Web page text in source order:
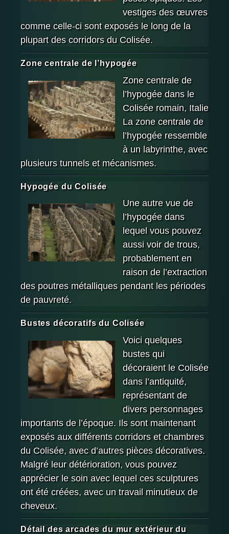
vestiges des œuvres
comme celle-ci sont exposés le long de la
plupart des corridors du Colisée.
Zone centrale de l’hypogée
Zone centrale de
l’hypogée dans le
Colisée romain, Italie
La zone centrale de
l’hypogée ressemble
à un labyrinthe, avec
plusieurs tunnels et mécanismes.
Hypogée du Colisée
Une autre vue de
l’hypogée dans
lequel vous pouvez
aussi voir de trous,
probablement en
raison de l’extraction
des poutres métalliques pendant les périodes
de pauvreté.
Bustes décoratifs du Colisée
Voici quelques
bustes qui
décoraient le Colisée
dans l’antiquité,
représentant de
divers personnages
importants de l’époque. Ils sont maintenant
exposés aux différents corridors et chambres
du Colisée, avec d’autres pièces décoratives.
Malgré leur détérioration, vous pouvez
apprécier le soin avec lequel ces sculptures
ont été créées, avec un travail minutieux de
cheveux.
Détail des arcades du mur extérieur du